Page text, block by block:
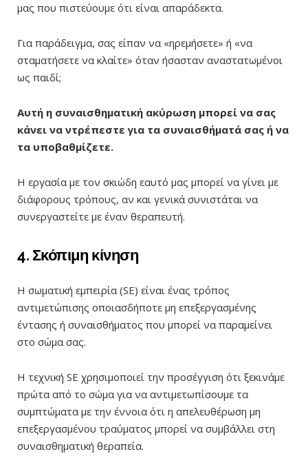
μας που πιστεύουμε ότι είναι απαράδεκτα.
Για παράδειγμα, σας είπαν να «ηρεμήσετε» ή «να
σταματήσετε να κλαίτε» όταν ήσασταν αναστατωμένοι
ως παιδί;
Αυτή η συναισθηματική ακύρωση μπορεί να σας
κάνει να ντρέπεστε για τα συναισθήματά σας ή να
τα υποβαθμίζετε.
Η εργασία με τον σκιώδη εαυτό μας μπορεί να γίνει με
διάφορους τρόπους, αν και γενικά συνιστάται να
συνεργαστείτε με έναν θεραπευτή.
4. Σκόπιμη κίνηση
Η σωματική εμπειρία (SE) είναι ένας τρόπος
αντιμετώπισης οποιασδήποτε μη επεξεργασμένης
έντασης ή συναισθήματος που μπορεί να παραμείνει
στο σώμα σας.
Η τεχνική SE χρησιμοποιεί την προσέγγιση ότι ξεκινάμε
πρώτα από το σώμα για να αντιμετωπίσουμε τα
συμπτώματα με την έννοια ότι η απελευθέρωση μη
επεξεργασμένου τραύματος μπορεί να συμβάλλει στη
συναισθηματική θεραπεία.